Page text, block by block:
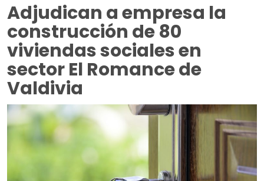
Adjudican a empresa la
construcción de 80
viviendas sociales en
sector El Romance de
Valdivia